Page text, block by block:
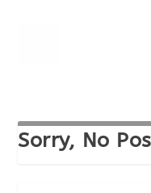
Sorry, No